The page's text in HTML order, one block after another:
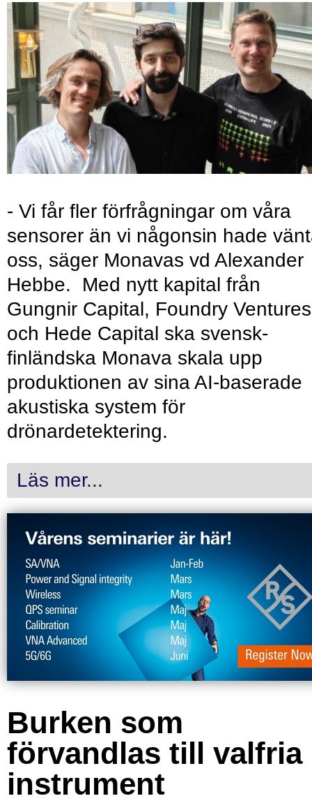
- Vi får fler förfrågningar om våra
sensorer än vi någonsin hade
oss, säger Monavas vd Alexander
Hebbe. Med nytt kapital från
Gungnir Capital, Foundry Ventures
och Hede Capital ska svensk-
finländska Monava skala upp
produktionen av sina AI-baserade
akustiska system för
drönardetektering.
Läs mer...
Burken som
förvandlas till valfria
instrument